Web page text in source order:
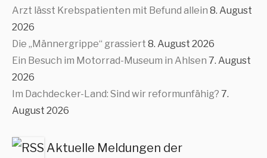
Arzt lässt Krebspatienten mit Befund allein 8. August
2026
Die „Männergrippe“ grassiert 8. August 2026
Ein Besuch im Motorrad-Museum in Ahlsen 7. August
2026
Im Dachdecker-Land: Sind wir reformunfähig? 7.
August 2026
Aktuelle Meldungen der